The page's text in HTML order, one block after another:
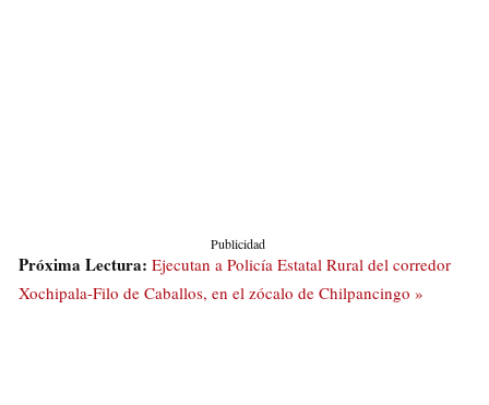
Publicidad
Próxima Lectura: Ejecutan a Policía Estatal Rural del corredor
Xochipala-Filo de Caballos, en el zócalo de Chilpancingo »